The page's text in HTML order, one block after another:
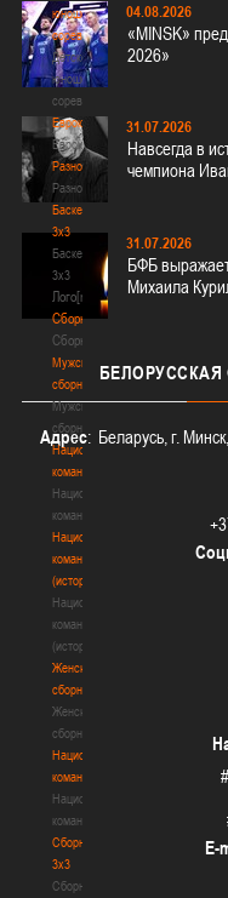
юношеские
соревнования
Детско-
юношеские
соревнования
Еврокубки
Еврокубки
Разное
Разное
Баскетбол
3х3
Баскетбол
3х3
Лого[modid=121]
Сборные
Сборные
Мужские
сборные
Мужские
сборные
Национальная
команда
Национальная
команда
Национальная
команда
(история)
Национальная
команда
(история)
Женские
сборные
Женские
сборные
Национальная
команда
Национальная
команда
Сборные
3х3
Сборные
04.08.2026
«MINSK»
2026»
31.07.2026
Навсегда в
чемпиона
31.07.2026
БФБ
Михаила
БЕЛОРУССКАЯ
Адрес: Беларусь, г.
E-